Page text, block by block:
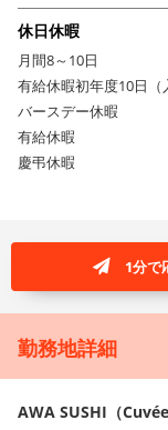
休日休暇
月間8～10日
有給休暇初年度10日（
バースデー休暇
有給休暇
慶弔休暇
1分
勤務地詳細
AWA SUSHI（